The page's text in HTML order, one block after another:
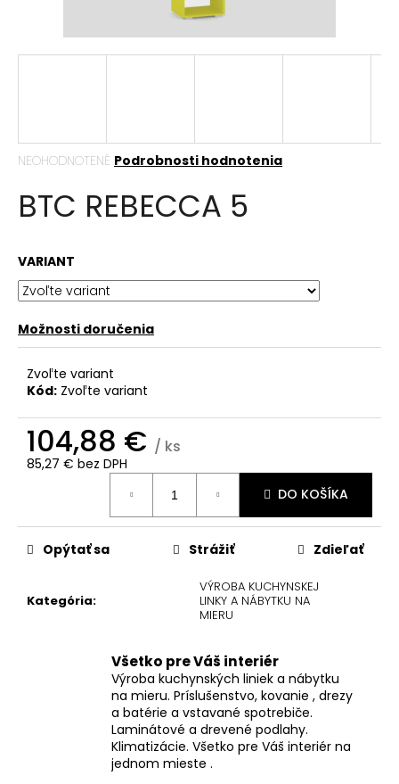
Priemerné
produktu
je
5
hviezdičiek.
NEOHODNOTENÉ Podrobnosti hodnotenia
BTC REBECCA 5
VARIANT
Možnosti doručenia
Zvoľte variant
Kód: Zvoľte variant
104,88 € / ks
85,27 € bez DPH
DO KOŠÍKA
Kategória:
VÝROBA KUCHYNSKEJ
LINKY A NÁBYTKU NA
MIERU
Opýtať sa Strážiť Zdieľať
Všetko pre Váš interiér
Výroba kuchynských liniek a nábytku
na mieru. Príslušenstvo, kovanie , drezy
a batérie a vstavané spotrebiče.
Laminátové a drevené podlahy.
Klimatizácie. Všetko pre Váš interiér na
jednom mieste .
HĽADAŤ
O
d
p
o
ú
č
a
m
e